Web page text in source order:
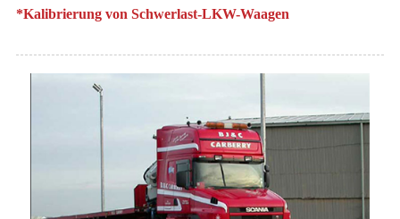
*Kalibrierung von Schwerlast-LKW-Waagen